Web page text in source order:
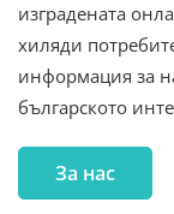
изградената
хиляди
информация за
българското
За нас